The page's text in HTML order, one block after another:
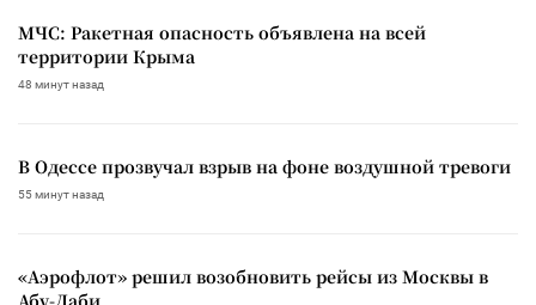
МЧС: Ракетная опасность объявлена на всей
территории Крыма
48 минут назад
В Одессе прозвучал взрыв на фоне воздушной тревоги
55 минут назад
«Аэрофлот» решил возобновить рейсы из Москвы в
Абу-Даби